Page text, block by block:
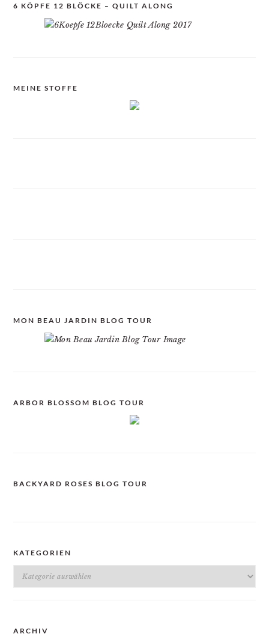
6 KÖPFE 12 BLÖCKE – QUILT ALONG
MEINE STOFFE
MON BEAU JARDIN BLOG TOUR
ARBOR BLOSSOM BLOG TOUR
BACKYARD ROSES BLOG TOUR
KATEGORIEN
Kategorien
ARCHIV